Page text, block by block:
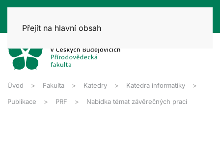
Přejít na hlavní obsah
Úvod Fakulta Katedry Katedra informatiky
Publikace PRF Nabídka témat závěrečných prací